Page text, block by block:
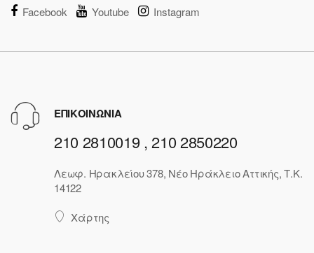
Facebook Youtube Instagram
ΕΠΙΚΟΙΝΩΝΙΑ
210 2810019 , 210 2850220
Λεωφ. Ηρακλείου 378, Νέο Ηράκλειο Αττικής, Τ.Κ.
14122
Χάρτης